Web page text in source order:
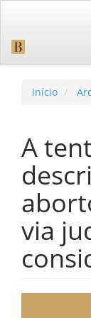
Barra
Início
A
via